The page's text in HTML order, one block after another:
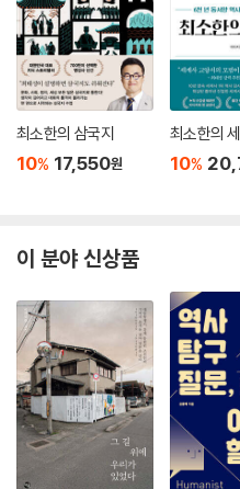
최소한의 삼국지
10% 17,550원
최소한의
10%
이 분야 신상품